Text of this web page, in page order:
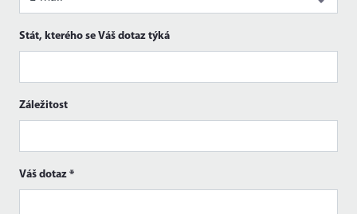
Stát, kterého se Váš dotaz týká
Záležitost
Váš dotaz *